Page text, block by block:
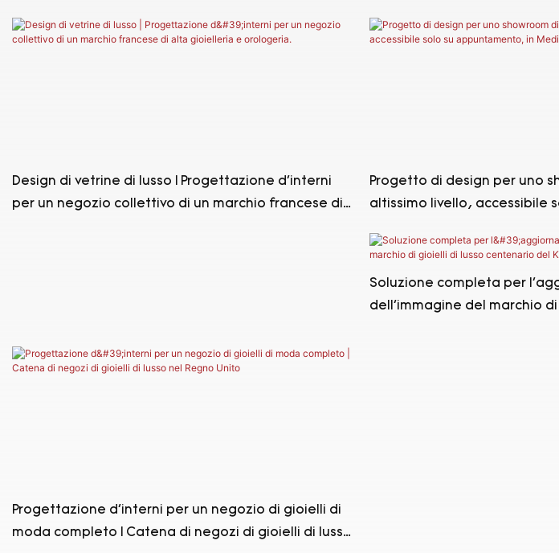
Design di vetrine di lusso | Progettazione d'interni
per un negozio collettivo di un marchio francese di
Progetto di design per uno
altissimo livello, accessibile
Progettazione d'interni per un negozio di gioielli di
moda completo | Catena di negozi di gioielli di lusso
Soluzione completa per
dell'immagine del marchio